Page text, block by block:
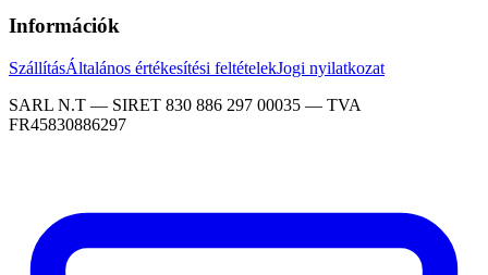
Információk
SzállításÁltalános értékesítési feltételekJogi nyilatkozat
SARL N.T — SIRET 830 886 297 00035 — TVA
FR45830886297